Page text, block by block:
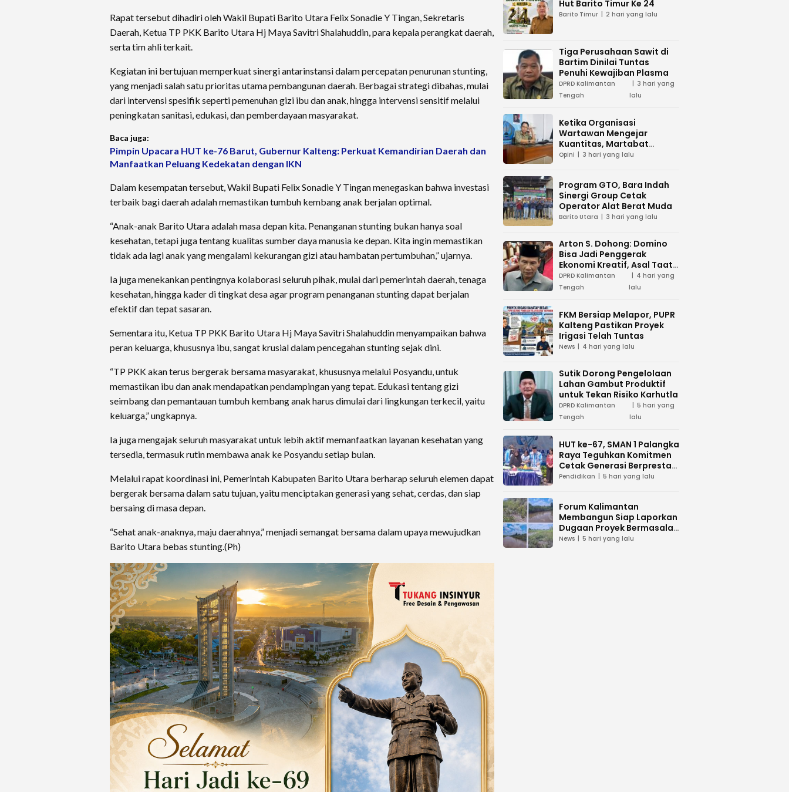
Rapat tersebut dihadiri oleh Wakil Bupati Barito Utara Felix Sonadie Y Tingan, Sekretaris
Daerah, Ketua TP PKK Barito Utara Hj Maya Savitri Shalahuddin, para kepala perangkat daerah,
serta tim ahli terkait.
Kegiatan ini bertujuan memperkuat sinergi antarinstansi dalam percepatan penurunan stunting,
yang menjadi salah satu prioritas utama pembangunan daerah. Berbagai strategi dibahas, mulai
dari intervensi spesifik seperti pemenuhan gizi ibu dan anak, hingga intervensi sensitif melalui
peningkatan sanitasi, edukasi, dan pemberdayaan masyarakat.
Baca juga:
Pimpin Upacara HUT ke-76 Barut, Gubernur Kalteng: Perkuat Kemandirian Daerah dan
Manfaatkan Peluang Kedekatan dengan IKN
Dalam kesempatan tersebut, Wakil Bupati Felix Sonadie Y Tingan menegaskan bahwa investasi
terbaik bagi daerah adalah memastikan tumbuh kembang anak berjalan optimal.
“Anak-anak Barito Utara adalah masa depan kita. Penanganan stunting bukan hanya soal
kesehatan, tetapi juga tentang kualitas sumber daya manusia ke depan. Kita ingin memastikan
tidak ada lagi anak yang mengalami kekurangan gizi atau hambatan pertumbuhan,” ujarnya.
Ia juga menekankan pentingnya kolaborasi seluruh pihak, mulai dari pemerintah daerah, tenaga
kesehatan, hingga kader di tingkat desa agar program penanganan stunting dapat berjalan
efektif dan tepat sasaran.
Sementara itu, Ketua TP PKK Barito Utara Hj Maya Savitri Shalahuddin menyampaikan bahwa
peran keluarga, khususnya ibu, sangat krusial dalam pencegahan stunting sejak dini.
“TP PKK akan terus bergerak bersama masyarakat, khususnya melalui Posyandu, untuk
memastikan ibu dan anak mendapatkan pendampingan yang tepat. Edukasi tentang gizi
seimbang dan pemantauan tumbuh kembang anak harus dimulai dari lingkungan terkecil, yaitu
keluarga,” ungkapnya.
Ia juga mengajak seluruh masyarakat untuk lebih aktif memanfaatkan layanan kesehatan yang
tersedia, termasuk rutin membawa anak ke Posyandu setiap bulan.
Melalui rapat koordinasi ini, Pemerintah Kabupaten Barito Utara berharap seluruh elemen dapat
bergerak bersama dalam satu tujuan, yaitu menciptakan generasi yang sehat, cerdas, dan siap
bersaing di masa depan.
“Sehat anak-anaknya, maju daerahnya,” menjadi semangat bersama dalam upaya mewujudkan
Barito Utara bebas stunting.(Ph)
Hut Barito Timur Ke 24
Barito Timur 2 hari yang lalu
Tiga Perusahaan Sawit di
Bartim Dinilai Tuntas
Penuhi Kewajiban Plasma
DPRD Kalimantan
Tengah
3 hari yang
lalu
Ketika Organisasi
Wartawan Mengejar
Kuantitas, Martabat
Profesi Menjadi Taruhan
Opini 3 hari yang lalu
Program GTO, Bara Indah
Sinergi Group Cetak
Operator Alat Berat Muda
Barito Utara 3 hari yang lalu
Arton S. Dohong: Domino
Bisa Jadi Penggerak
Ekonomi Kreatif, Asal Taat
Aturan
DPRD Kalimantan
Tengah
4 hari yang
lalu
FKM Bersiap Melapor, PUPR
Kalteng Pastikan Proyek
Irigasi Telah Tuntas
News 4 hari yang lalu
Sutik Dorong Pengelolaan
Lahan Gambut Produktif
untuk Tekan Risiko Karhutla
DPRD Kalimantan
Tengah
5 hari yang
lalu
HUT ke-67, SMAN 1 Palangka
Raya Teguhkan Komitmen
Cetak Generasi Berprestasi
dan Peduli Lingkunga
Pendidikan 5 hari yang lalu
Forum Kalimantan
Membangun Siap Laporkan
Dugaan Proyek Bermasalah
PUPR Kalteng
News 5 hari yang lalu